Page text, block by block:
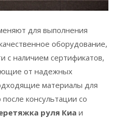
для выполнения
оборудование,
с наличием сертификатов,
от надежных
материалы для
консультации со
руля Киа и